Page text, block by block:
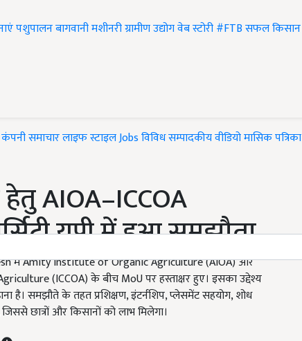
पशुपालनबागवानीमशीनरीग्रामीण उद्योगवेब स्टोरी#FTBसफल किसान
कंपनी समाचारलाइफ स्टाइलJobsविविधसम्पादकीयवीडियोमासिक पत्रिका
AIOA–ICCOA
यूपी में हुआ समझौता
में Amity Institute of Organic Agriculture (AIOA) और
(ICCOA) के बीच MoU पर हस्ताक्षर हुए। इसका उद्देश्य
है। समझौते के तहत प्रशिक्षण, इंटर्नशिप, प्लेसमेंट सहयोग, शोध
छात्रों और किसानों को लाभ मिलेगा।